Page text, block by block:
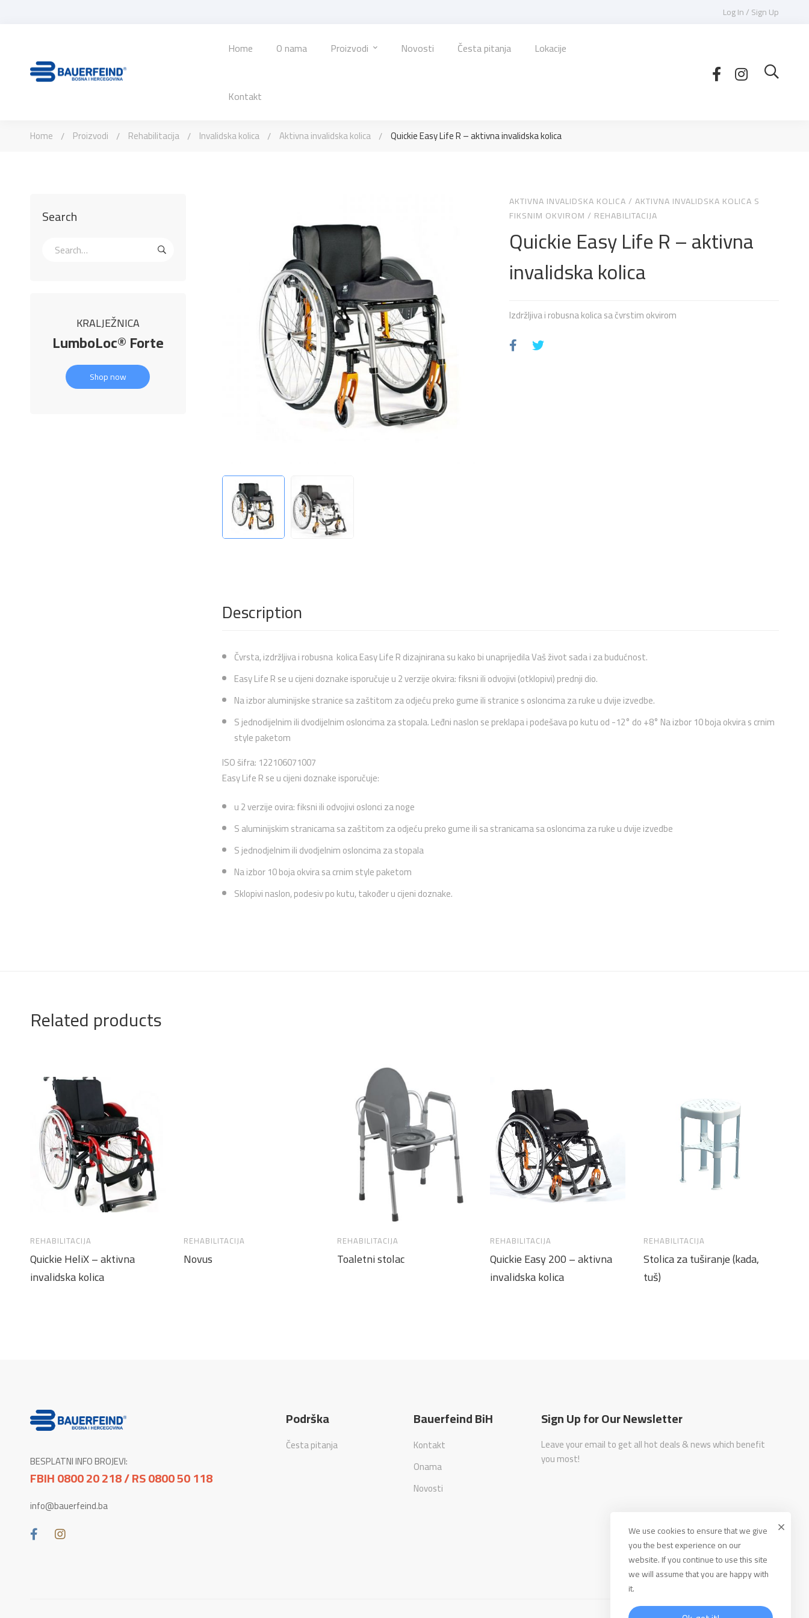
Log In / Sign Up
Home O nama Proizvodi Novosti Česta pitanja Lokacije
Kontakt
Home Proizvodi Rehabilitacija Invalidska kolica Aktivna invalidska kolica Quickie Easy Life R – aktivna invalidska kolica
Search
KRALJEŽNICA
LumboLoc® Forte
Shop now
AKTIVNA INVALIDSKA KOLICA/AKTIVNA INVALIDSKA KOLICA S
FIKSNIM OKVIROM / REHABILITACIJA
Quickie Easy Life R – aktivna
invalidska kolica
Izdržljiva i robusna kolica sa čvrstim okvirom
Description
Čvrsta, izdržljiva i robusna kolica Easy Life R dizajnirana su kako bi unaprijedila Vaš život sada i za budućnost.
Easy Life R se u cijeni doznake isporučuje u 2 verzije okvira: fiksni ili odvojivi (otklopivi) prednji dio.
Na izbor aluminijske stranice sa zaštitom za odjeću preko gume ili stranice s osloncima za ruke u dvije izvedbe.
S jednodijelnim ili dvodijelnim osloncima za stopala. Leđni naslon se preklapa i podešava po kutu od -12° do +8° Na izbor 10 boja okvira s crnim
style paketom
ISO šifra: 122106071007
Easy Life R se u cijeni doznake isporučuje:
u 2 verzije ovira: fiksni ili odvojivi oslonci za noge
S aluminijskim stranicama sa zaštitom za odjeću preko gume ili sa stranicama sa osloncima za ruke u dvije izvedbe
S jednodjelnim ili dvodjelnim osloncima za stopala
Na izbor 10 boja okvira sa crnim style paketom
Sklopivi naslon, podesiv po kutu, također u cijeni doznake.
Related products
REHABILITACIJA
Quickie HeliX – aktivna
invalidska kolica
REHABILITACIJA
Novus
REHABILITACIJA
Toaletni stolac
REHABILITACIJA
Quickie Easy 200 – aktivna
invalidska kolica
REHABILITACIJA
Stolica za tuširanje (kada,
tuš)
BESPLATNI INFO BROJEVI:
FBIH 0800 20 218 / RS 0800 50 118
info@bauerfeind.ba
Podrška
Česta pitanja
Bauerfeind BiH
Kontakt
Onama
Novosti
Sign Up for Our Newsletter
Leave your email to get all hot deals & news which benefit
you most!
We use cookies to ensure that we give
you the best experience on our
website. If you continue to use this site
we will assume that you are happy with
it.